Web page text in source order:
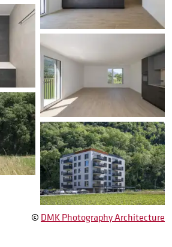
© DMK Photography Architecture